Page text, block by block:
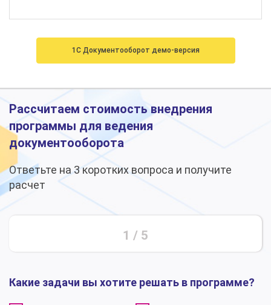
1С Документооборот демо-версия
Рассчитаем стоимость внедрения
программы для ведения
документооборота
Ответьте на 3 коротких вопроса и получите
расчет
Какие задачи вы хотите решать в программе?
1 / 5